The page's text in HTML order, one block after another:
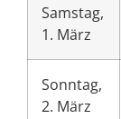
Samstag,
1. März
Sonntag,
2. März